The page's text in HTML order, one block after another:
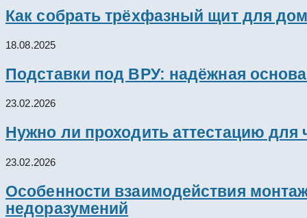
Как собрать трёхфазный щит для
18.08.2025
Подставки под ВРУ: надёжная
23.02.2026
Нужно ли проходить аттестацию для
23.02.2026
Особенности взаимодействия
недоразумений